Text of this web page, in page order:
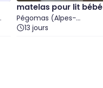
matelas pour lit bébé
Pégomas (Alpes-
Maritimes)
13 jours